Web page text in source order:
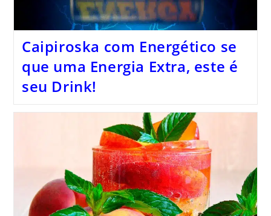
Caipiroska com Energético se
que uma Energia Extra, este é
seu Drink!